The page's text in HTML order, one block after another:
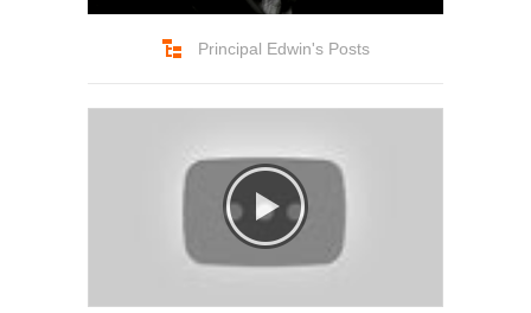
節：英語朗誦課程
Principal Edwin's Posts